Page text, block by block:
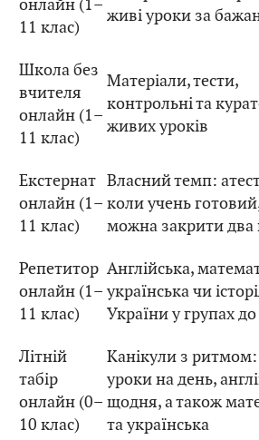
онлайн (1–
11 клас)
живі уроки за
Школа без
вчителя
онлайн (1–
11 клас)
Матеріали, тести,
контрольні та
живих уроків
Екстернат
онлайн (1–
11 клас)
Власний темп:
коли учень
можна закрити два
Репетитор
онлайн (1–
11 клас)
Англійська,
українська чи
України у групах до
Літній
табір
онлайн (0–
10 клас)
Канікули з
уроки на день,
щодня, а також
та українська